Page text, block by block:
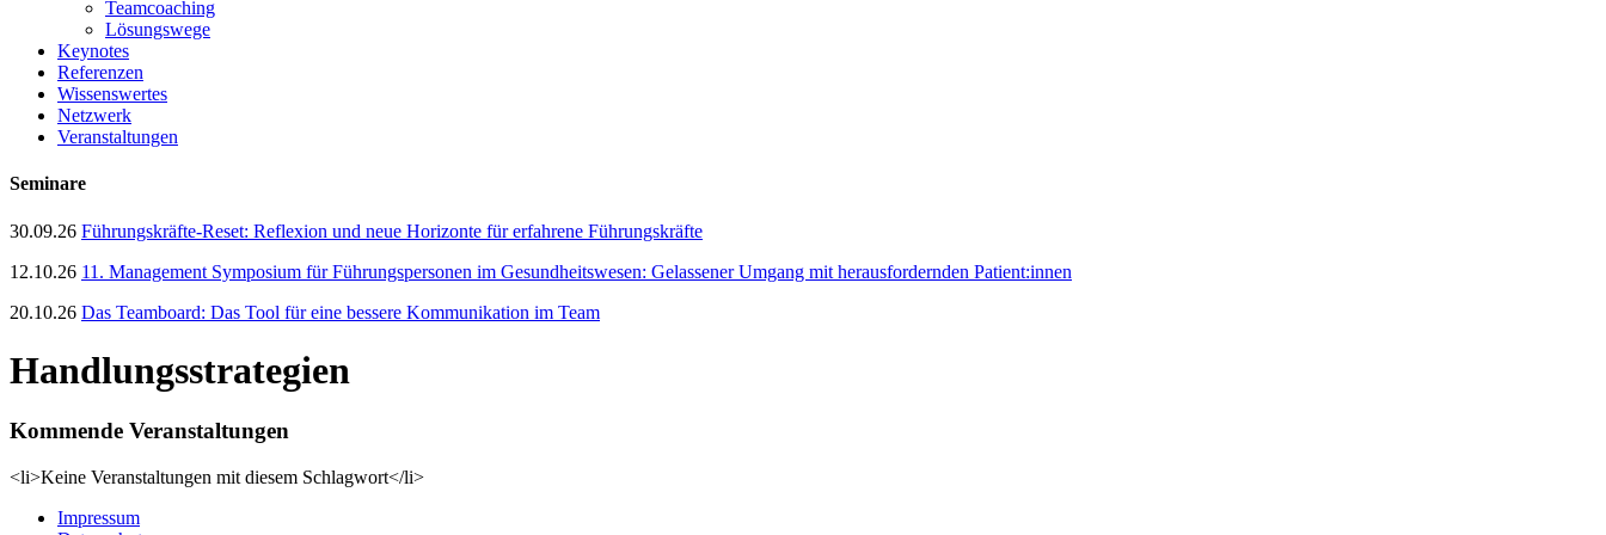
Teamcoaching
Lösungswege
Keynotes
Referenzen
Wissenswertes
Netzwerk
Veranstaltungen
Seminare
30.09.26 Führungskräfte-Reset: Reflexion und neue Horizonte für erfahrene Führungskräfte
12.10.26 11. Management Symposium für Führungspersonen im Gesundheitswesen: Gelassener Umgang mit herausfordernden Patient:innen
20.10.26 Das Teamboard: Das Tool für eine bessere Kommunikation im Team
Handlungsstrategien
Kommende Veranstaltungen
<li>Keine Veranstaltungen mit diesem Schlagwort</li>
Impressum